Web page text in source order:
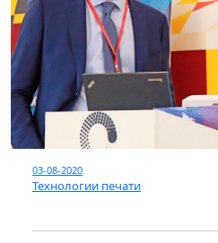
03-08-2020
Технологии печати